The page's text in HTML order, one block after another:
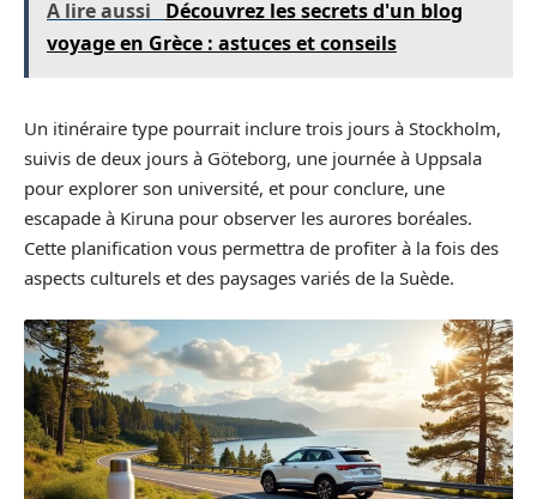
A lire aussi
Découvrez les secrets d'un blog
voyage en Grèce : astuces et conseils
Un itinéraire type pourrait inclure trois jours à Stockholm,
suivis de deux jours à Göteborg, une journée à Uppsala
pour explorer son université, et pour conclure, une
escapade à Kiruna pour observer les aurores boréales.
Cette planification vous permettra de profiter à la fois des
aspects culturels et des paysages variés de la Suède.